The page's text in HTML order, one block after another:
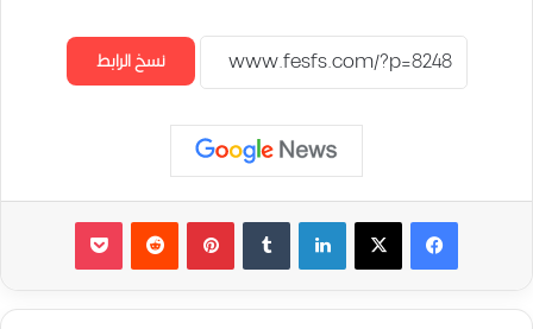
نسخ الرابط
لينكدإن بينتيريست